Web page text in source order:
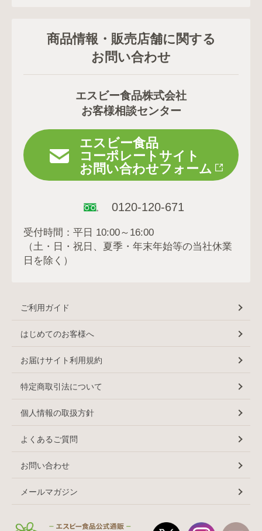
商品情報・販売店舗に関する
お問い合わせ
エスビー食品株式会社
お客様相談センター
エスビー食品
コーポレートサイト
お問い合わせフォーム
0120-120-671
受付時間：平日 10:00～16:00
（土・日・祝日、夏季・年末年始等の当社休業
日を除く）
ご利用ガイド
はじめてのお客様へ
お届けサイト利用規約
特定商取引法について
個人情報の取扱方針
よくあるご質問
お問い合わせ
メールマガジン